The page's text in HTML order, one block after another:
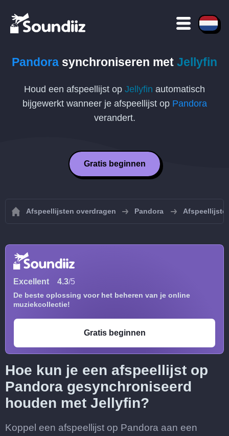
Pandora synchroniseren met Jellyfin
Houd een afspeellijst op Jellyfin automatisch
bijgewerkt wanneer je afspeellijst op Pandora
verandert.
Gratis beginnen
Afspeellijsten overdragen Pandora
Excellent 4.3/5
De beste oplossing voor het beheren van je online
muziekcollectie!
Gratis beginnen
Hoe kun je een afspeellijst op
Pandora gesynchroniseerd
houden met Jellyfin?
Koppel een afspeellijst op Pandora aan een